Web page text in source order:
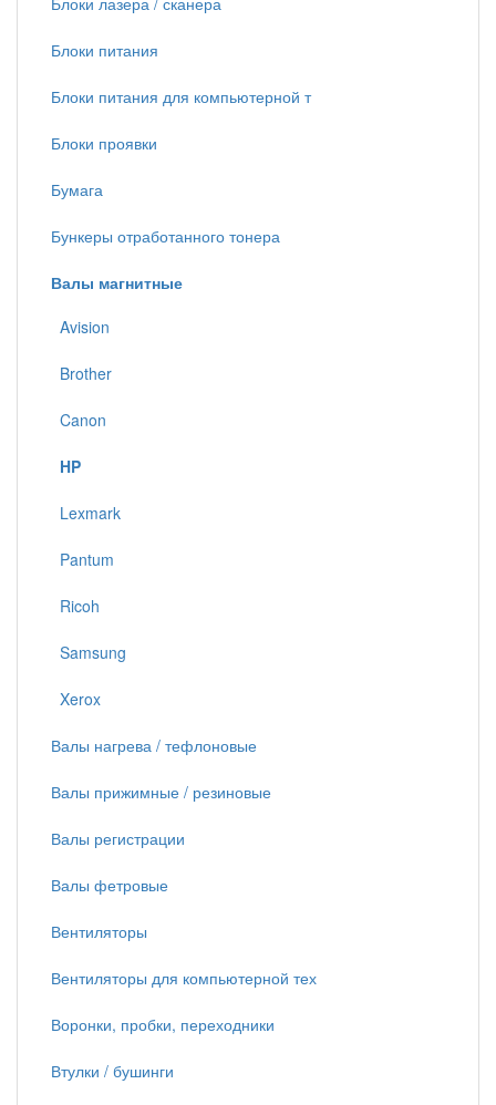
Блоки питания
Блоки питания для компьютерной т
Блоки проявки
Бумага
Бункеры отработанного тонера
Валы магнитные
Avision
Brother
Canon
HP
Lexmark
Pantum
Ricoh
Samsung
Xerox
Валы нагрева / тефлоновые
Валы прижимные / резиновые
Валы регистрации
Валы фетровые
Вентиляторы
Вентиляторы для компьютерной тех
Воронки, пробки, переходники
Втулки / бушинги